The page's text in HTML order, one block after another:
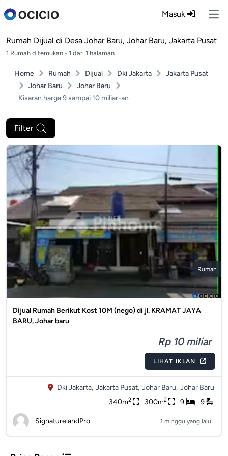
Masuk
Rumah Dijual di Desa Johar Baru, Johar Baru, Jakarta Pusat
1 Rumah ditemukan - 1 dari 1 halaman
Home Rumah Dijual Dki Jakarta
Jakarta Pusat
Johar Baru
Johar Baru
Kisaran harga 9 sampai 10 miliar-an
Filter
Rumah
Dijual Rumah Berikut Kost 10M (nego) di jl. KRAMAT JAYA
BARU, Johar baru
Rp 10 miliar
LIHAT IKLAN
Dki Jakarta, Jakarta Pusat, Johar Baru, Johar Baru
340m2 300m2 9 9
SignaturelandPro 1 minggu yang lalu